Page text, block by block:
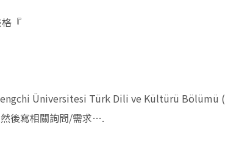
『
Üniversitesi Türk Dili ve Kültürü Bölümü (
然後寫相關詢問/需求….